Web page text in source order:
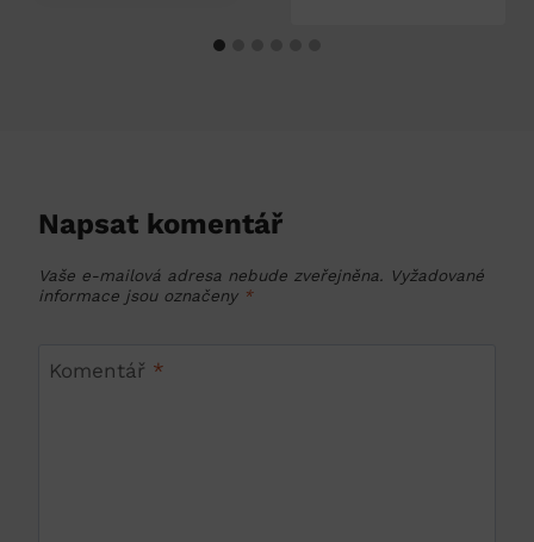
Napsat komentář
Vaše e-mailová adresa nebude zveřejněna. Vyžadované
informace jsou označeny *
Komentář *